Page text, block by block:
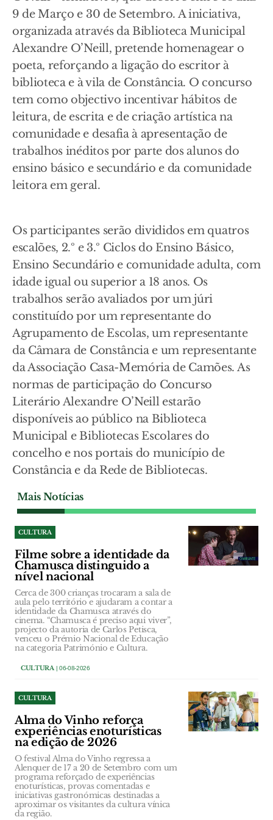
9 de Março e 30 de Setembro. A iniciativa,
organizada através da Biblioteca Municipal
Alexandre O’Neill, pretende homenagear o
poeta, reforçando a ligação do escritor à
biblioteca e à vila de Constância. O concurso
tem como objectivo incentivar hábitos de
leitura, de escrita e de criação artística na
comunidade e desafia à apresentação de
trabalhos inéditos por parte dos alunos do
ensino básico e secundário e da comunidade
leitora em geral.
Os participantes serão divididos em quatros
escalões, 2.º e 3.º Ciclos do Ensino Básico,
Ensino Secundário e comunidade adulta, com
idade igual ou superior a 18 anos. Os
trabalhos serão avaliados por um júri
constituído por um representante do
Agrupamento de Escolas, um representante
da Câmara de Constância e um representante
da Associação Casa-Memória de Camões. As
normas de participação do Concurso
Literário Alexandre O’Neill estarão
disponíveis ao público na Biblioteca
Municipal e Bibliotecas Escolares do
concelho e nos portais do município de
Constância e da Rede de Bibliotecas.
Mais Notícias
CULTURA
Filme sobre a identidade da
Chamusca distinguido a
nível nacional
Cerca de 300 crianças trocaram a sala de
aula pelo território e ajudaram a contar a
identidade da Chamusca através do
cinema. “Chamusca é preciso aqui viver”,
projecto da autoria de Carlos Petisca,
venceu o Prémio Nacional de Educação
na categoria Património e Cultura.
CULTURA| 06-08-2026
CULTURA
Alma do Vinho reforça
experiências enoturísticas
na edição de 2026
O festival Alma do Vinho regressa a
Alenquer de 17 a 20 de Setembro com um
programa reforçado de experiências
enoturísticas, provas comentadas e
iniciativas gastronómicas destinadas a
aproximar os visitantes da cultura vínica
da região.